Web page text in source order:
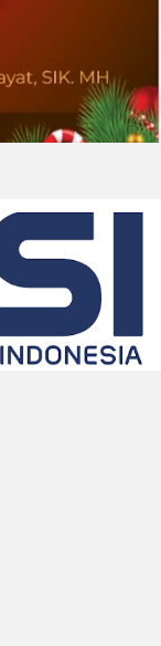
Udara
Grup 1
01, 2026 (GLOBE
(Nasdaq: LTRX),
AI dan Industrial